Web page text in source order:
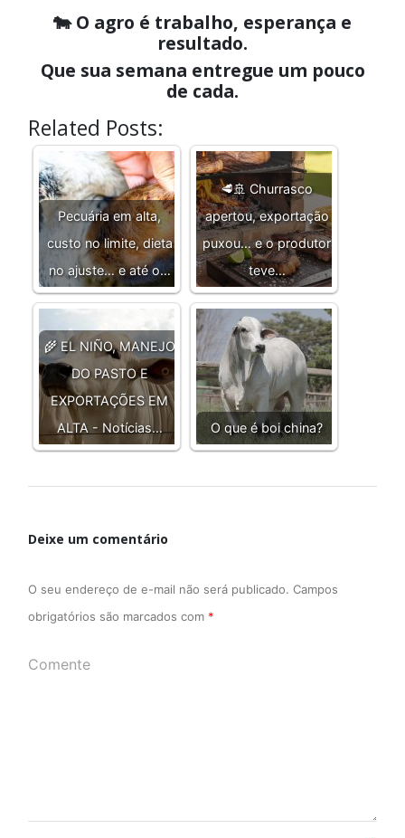
🐄 O agro é trabalho, esperança e
resultado.
Que sua semana entregue um pouco
de cada.
Related Posts:
Pecuária em alta,
custo no limite, dieta
no ajuste… e até o…
🥩🚢 Churrasco
apertou, exportação
puxou… e o produtor
teve…
🌾 EL NIÑO, MANEJO
DO PASTO E
EXPORTAÇÕES EM
ALTA - Notícias…
O que é boi china?
Deixe um comentário
O seu endereço de e-mail não será publicado. Campos
obrigatórios são marcados com *